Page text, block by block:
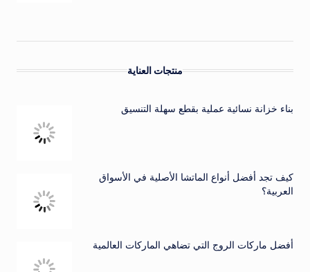
منتجات العناية
بناء خزانة نسائية عملية بقطع سهلة التنسيق
كيف تجد أفضل أنواع الماتشا الأصلية في الأسواق
العربية؟
أفضل ماركات الروج التي تضاهي الماركات العالمية